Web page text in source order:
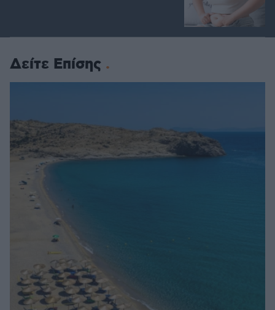
Δείτε Επίσης